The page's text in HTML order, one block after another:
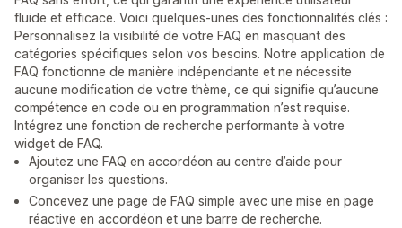
fluide et efficace. Voici quelques-unes des fonctionnalités clés :
Personnalisez la visibilité de votre FAQ en masquant des
catégories spécifiques selon vos besoins. Notre application de
FAQ fonctionne de manière indépendante et ne nécessite
aucune modification de votre thème, ce qui signifie qu’aucune
compétence en code ou en programmation n’est requise.
Intégrez une fonction de recherche performante à votre
widget de FAQ.
Ajoutez une FAQ en accordéon au centre d’aide pour
organiser les questions.
Concevez une page de FAQ simple avec une mise en page
réactive en accordéon et une barre de recherche.